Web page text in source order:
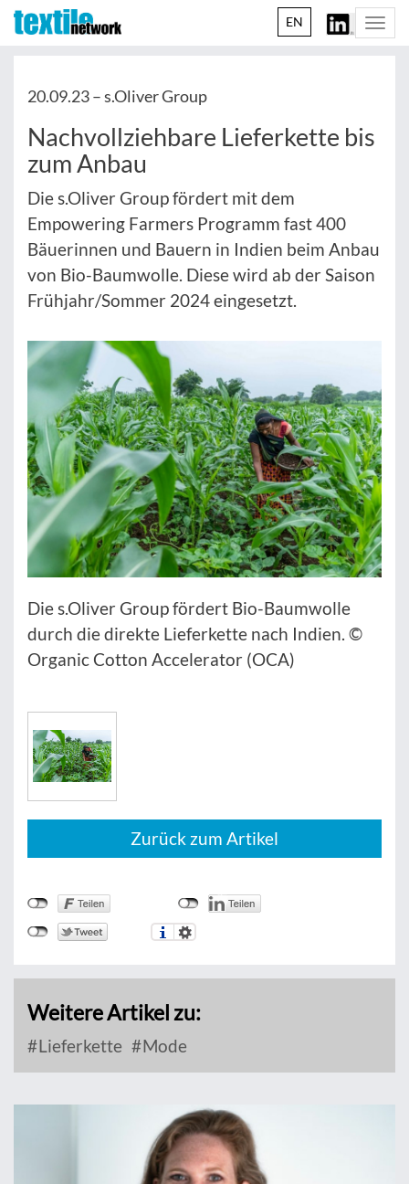
EN
20.09.23 –s.Oliver Group
Nachvollziehbare Lieferkette bis
zum Anbau
Die s.Oliver Group fördert mit dem
Empowering Farmers Programm fast 400
Bäuerinnen und Bauern in Indien beim Anbau
von Bio-Baumwolle. Diese wird ab der Saison
Frühjahr/Sommer 2024 eingesetzt.
Die s.Oliver Group fördert Bio-Baumwolle
durch die direkte Lieferkette nach Indien. ©
Organic Cotton Accelerator (OCA)
Zurück zum Artikel
Weitere Artikel zu:
Lieferkette Mode